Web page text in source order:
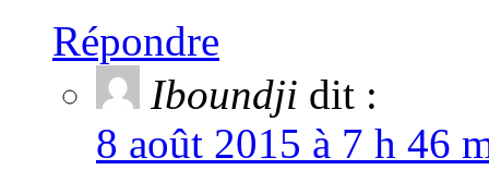
Répondre
Iboundji dit :
8 août 2015 à 7 h 46